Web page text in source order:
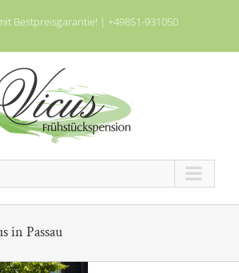
Bestpreisgarantie! | +49851-931050
in Passau